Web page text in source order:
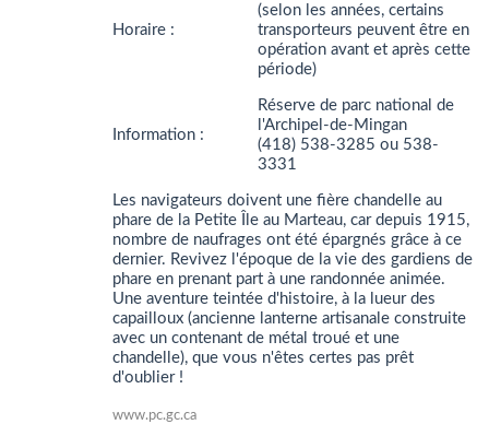
Horaire :
(selon les années, certains
transporteurs peuvent être en
opération avant et après cette
période)
Information :
Réserve de parc national de
l'Archipel-de-Mingan
(418) 538-3285 ou 538-
3331
Les navigateurs doivent une fière chandelle au
phare de la Petite Île au Marteau, car depuis 1915,
nombre de naufrages ont été épargnés grâce à ce
dernier. Revivez l'époque de la vie des gardiens de
phare en prenant part à une randonnée animée.
Une aventure teintée d'histoire, à la lueur des
capailloux (ancienne lanterne artisanale construite
avec un contenant de métal troué et une
chandelle), que vous n'êtes certes pas prêt
d'oublier !
www.pc.gc.ca